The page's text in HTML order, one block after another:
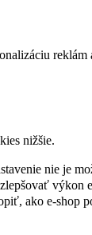
nižšie.
nie je
výkon
ako e-shop